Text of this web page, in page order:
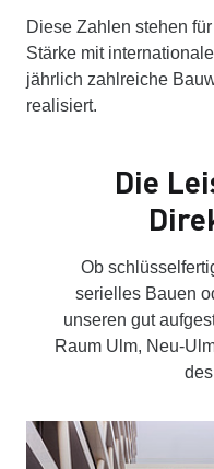
Diese Zahlen stehen
Stärke mit
jährlich zahlreiche
realisiert.
Die
Ob
serielles Bauen
unseren gut
Raum Ulm, Neu-